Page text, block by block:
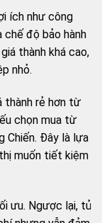
ích như công
chế độ bảo hành
thành khá cao,
nhỏ.
thành rẻ hơn từ
chọn mua từ
Chiến. Đây là lựa
muốn tiết kiệm
ưu. Ngược lại, tủ